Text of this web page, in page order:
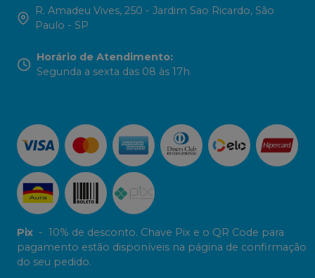
R. Amadeu Vives, 250 - Jardim Sao Ricardo, São
Paulo - SP
Horário de Atendimento:
Segunda a sexta das 08 às 17h
Pix - 10% de desconto. Chave Pix e o QR Code para
pagamento estão disponíveis na página de confirmação
do seu pedido.